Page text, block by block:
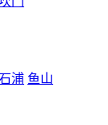
浦 鱼山